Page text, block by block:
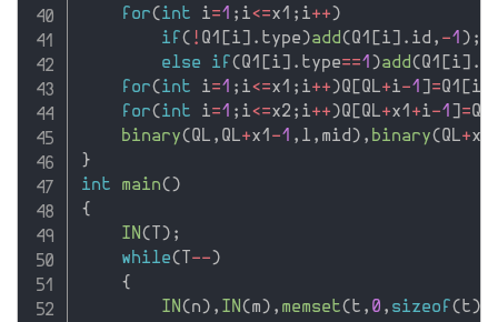
for( int i=1 ; i<=x1 ; i++ )
if ( ! Q1 i . type )add ( Q1 i . id , -1 ) ;
else
if ( Q1 i . type==1 )add ( Q1 i .
for( int i=1 ; i<=x1 ; i++ )Q QL+i-1 =Q1 i
for( int i=1 ; i<=x2 ; i++ )Q QL+x1 +i-1 =Q2
binary( QL , QL+x1 -1 , l , mid ) , binary( QL+x1
}
int
main( )
{
IN ( ) ;
while( -- )
{
IN ( n ) , IN ( m ) , memset( t , 0 , sizeof ( t )